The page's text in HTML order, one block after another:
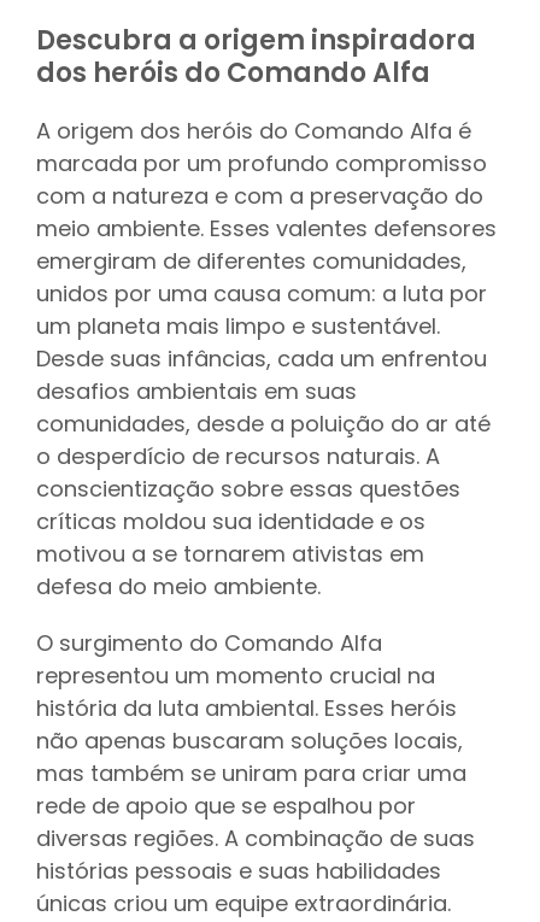
Descubra a origem inspiradora
dos heróis do Comando Alfa
A origem dos heróis do Comando Alfa é
marcada por um profundo compromisso
com a natureza e com a preservação do
meio ambiente. Esses valentes defensores
emergiram de diferentes comunidades,
unidos por uma causa comum: a luta por
um planeta mais limpo e sustentável.
Desde suas infâncias, cada um enfrentou
desafios ambientais em suas
comunidades, desde a poluição do ar até
o desperdício de recursos naturais. A
conscientização sobre essas questões
críticas moldou sua identidade e os
motivou a se tornarem ativistas em
defesa do meio ambiente.
O surgimento do Comando Alfa
representou um momento crucial na
história da luta ambiental. Esses heróis
não apenas buscaram soluções locais,
mas também se uniram para criar uma
rede de apoio que se espalhou por
diversas regiões. A combinação de suas
histórias pessoais e suas habilidades
únicas criou um equipe extraordinária.